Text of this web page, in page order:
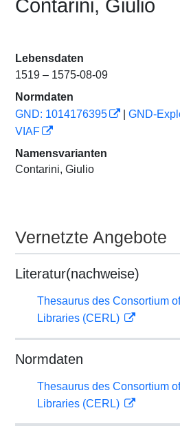
Contarini, Giulio
Lebensdaten
1519 – 1575-08-09
Normdaten
GND: 1014176395
GND-
VIAF
Namensvarianten
Contarini, Giulio
Vernetzte Angebote
Literatur(nachweise)
Thesaurus des Consortium
Libraries (CERL)
Normdaten
Thesaurus des Consortium
Libraries (CERL)